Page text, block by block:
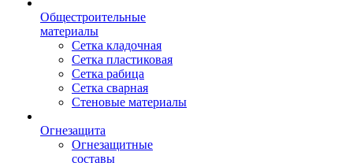
Общестроительные
материалы
Сетка кладочная
Сетка пластиковая
Сетка рабица
Сетка сварная
Стеновые материалы
Огнезащита
Огнезащитные
составы